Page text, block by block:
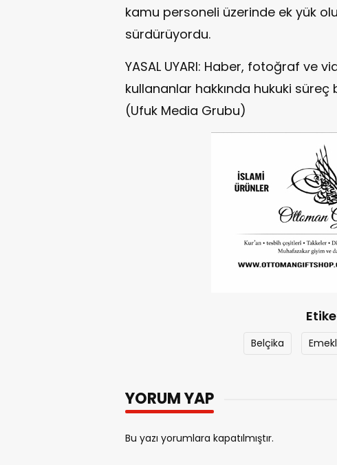
kamu personeli üzerinde ek yük
sürdürüyordu.
YASAL UYARI: Haber, fotoğraf ve
kullananlar hakkında hukuki süreç
(Ufuk Media Grubu)
Belçika
YORUM YAP
Bu yazı yorumlara kapatılmıştır.